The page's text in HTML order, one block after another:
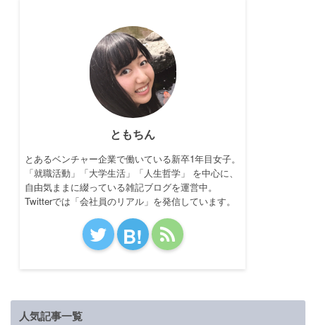
ともちん
とあるベンチャー企業で働いている新卒1年目女子。
「就職活動」「大学生活」「人生哲学」 を中心に、
自由気ままに綴っている雑記ブログを運営中。
Twitterでは「会社員のリアル」を発信しています。
B!
人気記事一覧